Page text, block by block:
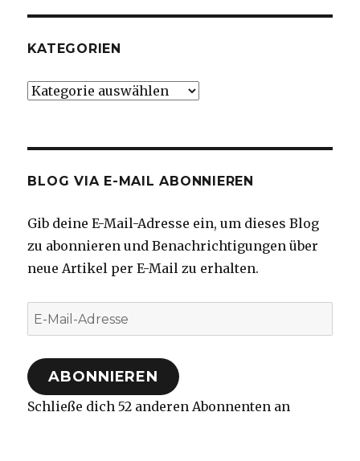
KATEGORIEN
Kategorien
BLOG VIA E-MAIL ABONNIEREN
Gib deine E-Mail-Adresse ein, um dieses Blog
zu abonnieren und Benachrichtigungen über
neue Artikel per E-Mail zu erhalten.
E-
Mail-
Adresse
ABONNIEREN
Schließe dich 52 anderen Abonnenten an